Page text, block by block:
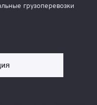
грузоперевозки